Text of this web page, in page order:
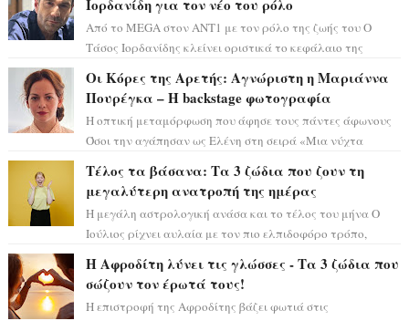
Ιορδανίδη για τον νέο του ρόλο
Από το MEGA στον ΑΝΤ1 με τον ρόλο της ζωής του Ο
Τάσος Ιορδανίδης κλείνει οριστικά το κεφάλαιο της
Οι Κόρες της Αρετής: Αγνώριστη η Μαριάννα
Πουρέγκα – H backstage φωτογραφία
Η οπτική μεταμόρφωση που άφησε τους πάντες άφωνους
Όσοι την αγάπησαν ως Ελένη στη σειρά «Μια νύχτα
Τέλος τα βάσανα: Τα 3 ζώδια που ζουν τη
μεγαλύτερη ανατροπή της ημέρας
Η μεγάλη αστρολογική ανάσα και το τέλος του μήνα Ο
Ιούλιος ρίχνει αυλαία με τον πιο ελπιδοφόρο τρόπο,
Η Αφροδίτη λύνει τις γλώσσες - Τα 3 ζώδια που
σώζουν τον έρωτά τους!
Η επιστροφή της Αφροδίτης βάζει φωτιά στις